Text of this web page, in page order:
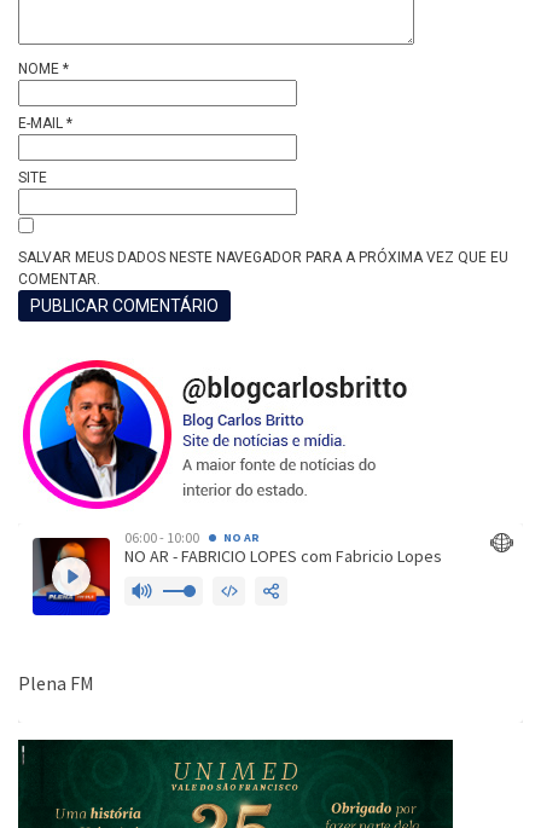
NOME *
E-MAIL *
SITE
SALVAR MEUS DADOS NESTE NAVEGADOR PARA A PRÓXIMA VEZ QUE EU
COMENTAR.